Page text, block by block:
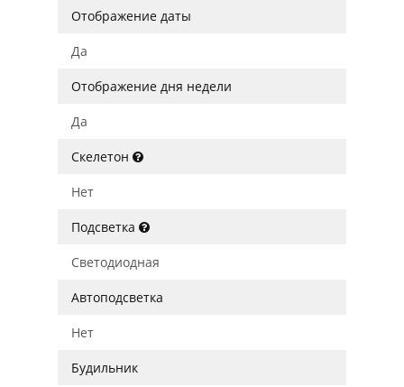
Отображение даты
Да
Отображение дня недели
Да
Скелетон
Нет
Подсветка
Светодиодная
Автоподсветка
Нет
Будильник